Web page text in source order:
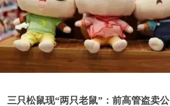
三只松鼠现“两只老鼠”：前高管盗卖公